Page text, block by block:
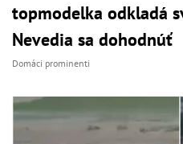
topmodelka odkladá
Nevedia sa dohodnúť
Domáci prominenti